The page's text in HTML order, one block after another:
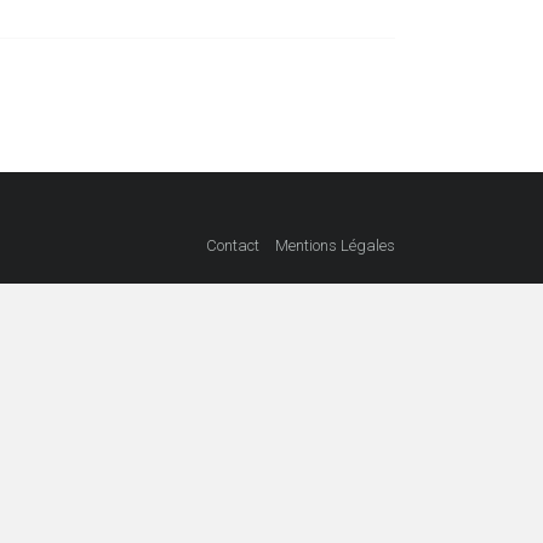
Contact Mentions Légales